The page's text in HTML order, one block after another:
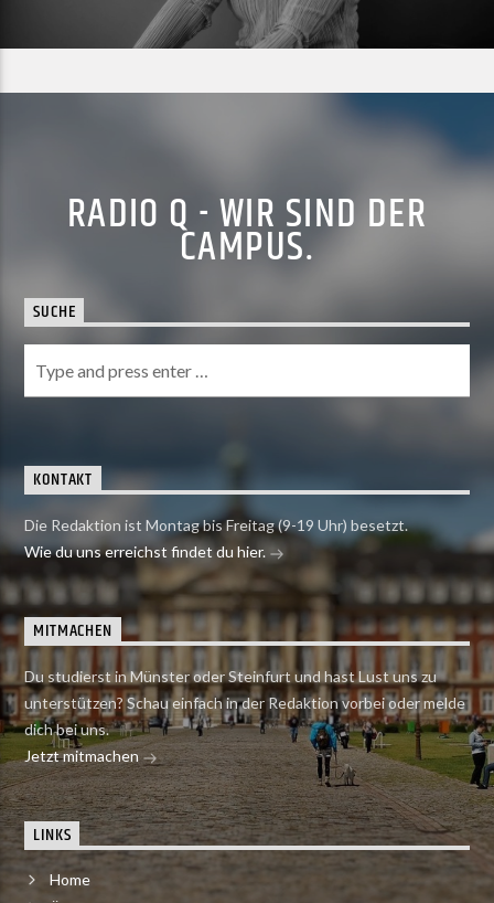
RADIO Q - WIR SIND DER
CAMPUS.
SUCHE
KONTAKT
Die Redaktion ist Montag bis Freitag (9-19 Uhr) besetzt.
Wie du uns erreichst findet du hier.
MITMACHEN
Du studierst in Münster oder Steinfurt und hast Lust uns zu
unterstützen? Schau einfach in der Redaktion vorbei oder melde
dich bei uns.
Jetzt mitmachen
LINKS
Home